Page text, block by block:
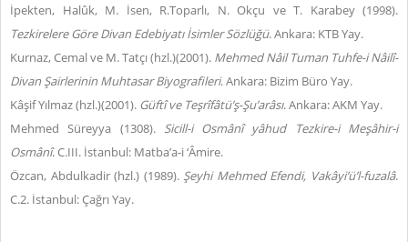
İpekten, Halûk, M. İsen, R.Toparlı, N. Okçu ve T. Karabey (1998).
Tezkirelere Göre Divan Edebiyatı İsimler Sözlüğü. Ankara: KTB Yay.
Kurnaz, Cemal ve M. Tatçı (hzl.)(2001). Mehmed Nâil Tuman Tuhfe-i Nâilî-
Divan Şairlerinin Muhtasar Biyografileri. Ankara: Bizim Büro Yay.
Kâşif Yılmaz (hzl.)(2001). Güftî ve Teşrîfâtü’ş-Şu’arâsı. Ankara: AKM Yay.
Mehmed Süreyya (1308). Sicill-i Osmânî yâhud Tezkire-i Meşâhir-i
Osmânî. C.III. İstanbul: Matba’a-i ‘Âmire.
Özcan, Abdulkadir (hzl.) (1989). Şeyhi Mehmed Efendi, Vakâyi’ü’l-fuzalâ.
C.2. İstanbul: Çağrı Yay.